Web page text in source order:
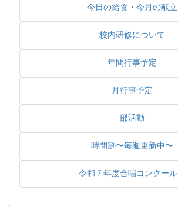
今日の給食・今月の献立
校内研修について
年間行事予定
月行事予定
部活動
時間割〜毎週更新中〜
令和７年度合唱コンクール